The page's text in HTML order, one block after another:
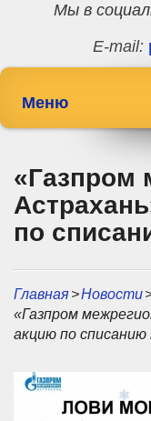
Мы в
E-mail:
Меню
«Газпром
по
Главная>Новости
«Газпром
акцию по списанию